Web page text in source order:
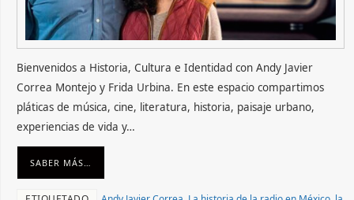
Bienvenidos a Historia, Cultura e Identidad con Andy Javier
Correa Montejo y Frida Urbina. En este espacio compartimos
pláticas de música, cine, literatura, historia, paisaje urbano,
experiencias de vida y…
SABER MÁS…